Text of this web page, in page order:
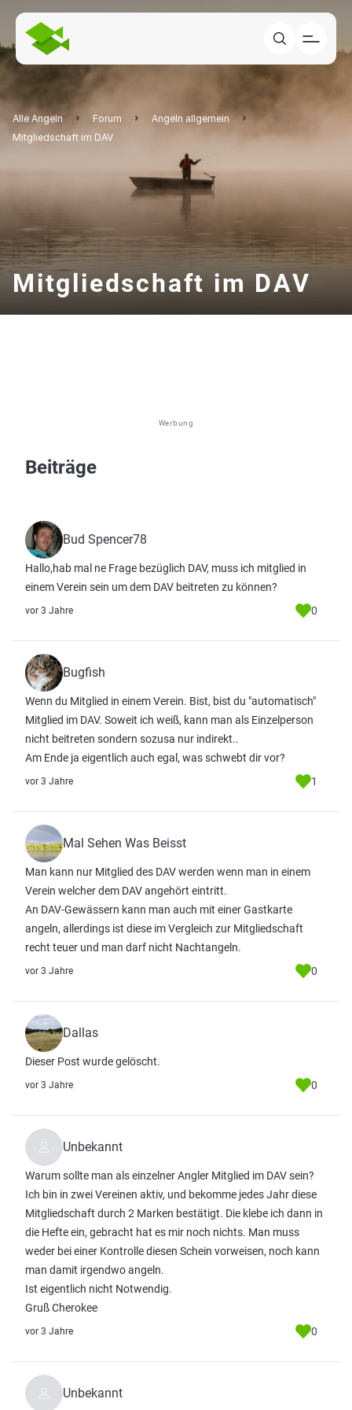
Alle Angeln Forum
Angeln allgemein
Mitgliedschaft im DAV
Mitgliedschaft im DAV
Werbung
Beiträge
Bud Spencer78
Hallo,hab mal ne Frage bezüglich DAV, muss ich mitglied in
einem Verein sein um dem DAV beitreten zu können?
vor 3 Jahre 0
Bugfish
Wenn du Mitglied in einem Verein. Bist, bist du "automatisch"
Mitglied im DAV. Soweit ich weiß, kann man als Einzelperson
nicht beitreten sondern sozusa nur indirekt..
Am Ende ja eigentlich auch egal, was schwebt dir vor?
vor 3 Jahre 1
Mal Sehen Was Beisst
Man kann nur Mitglied des DAV werden wenn man in einem
Verein welcher dem DAV angehört eintritt.
An DAV-Gewässern kann man auch mit einer Gastkarte
angeln, allerdings ist diese im Vergleich zur Mitgliedschaft
recht teuer und man darf nicht Nachtangeln.
vor 3 Jahre 0
Dallas
Dieser Post wurde gelöscht.
vor 3 Jahre 0
Unbekannt
Warum sollte man als einzelner Angler Mitglied im DAV sein?
Ich bin in zwei Vereinen aktiv, und bekomme jedes Jahr diese
Mitgliedschaft durch 2 Marken bestätigt. Die klebe ich dann in
die Hefte ein, gebracht hat es mir noch nichts. Man muss
weder bei einer Kontrolle diesen Schein vorweisen, noch kann
man damit irgendwo angeln.
Ist eigentlich nicht Notwendig.
Gruß Cherokee
vor 3 Jahre 0
Unbekannt